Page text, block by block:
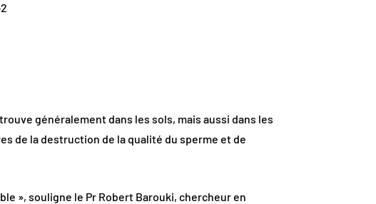
généralement dans les sols, mais aussi dans les
de la destruction de la qualité du sperme et de
», souligne le Pr Robert Barouki, chercheur en